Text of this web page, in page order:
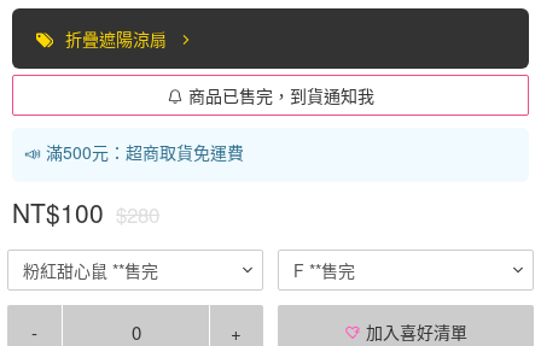
折疊遮陽涼扇
商品已售完，到貨通知我
📣 滿500元：超商取貨免運費
NT$100 $280
粉紅甜心鼠 **售完 F **售完
- + 加入喜好清單